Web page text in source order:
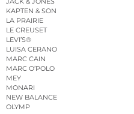
KAPTEN & SON
LA PRAIRIE
LE CREUSET
LEVI’S®
LUISA CERANO
MARC CAIN
MARC O’POLO
MEY
MONARI
NEW BALANCE
OLYMP